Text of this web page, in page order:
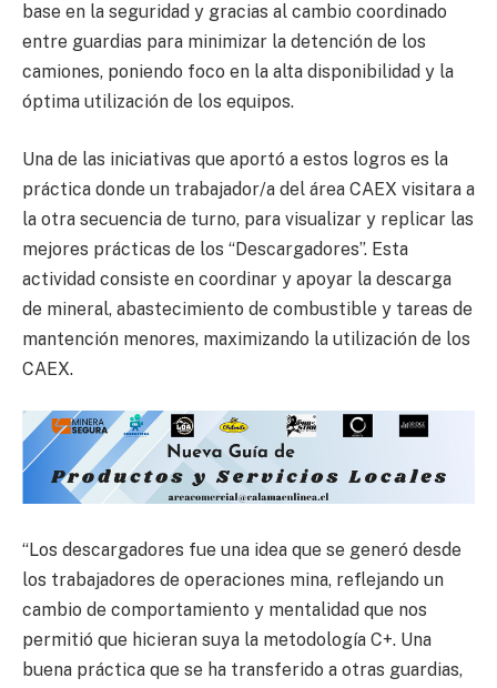
base en la seguridad y gracias al cambio coordinado
entre guardias para minimizar la detención de los
camiones, poniendo foco en la alta disponibilidad y la
óptima utilización de los equipos.
Una de las iniciativas que aportó a estos logros es la
práctica donde un trabajador/a del área CAEX visitara a
la otra secuencia de turno, para visualizar y replicar las
mejores prácticas de los “Descargadores”. Esta
actividad consiste en coordinar y apoyar la descarga
de mineral, abastecimiento de combustible y tareas de
mantención menores, maximizando la utilización de los
CAEX.
“Los descargadores fue una idea que se generó desde
los trabajadores de operaciones mina, reflejando un
cambio de comportamiento y mentalidad que nos
permitió que hicieran suya la metodología C+. Una
buena práctica que se ha transferido a otras guardias,